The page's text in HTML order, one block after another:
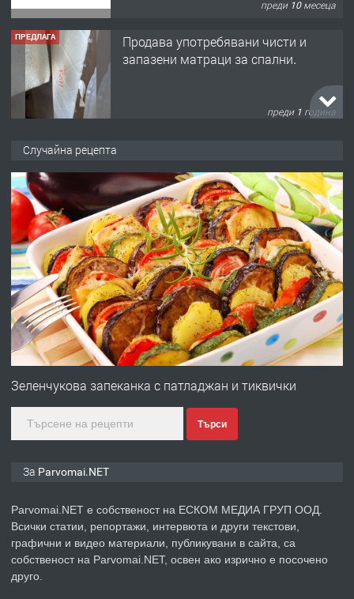
ПРЕДЛАГА
Продава употребявани чисти и
запазени матраци за спални.
преди 1 година
преди 1 година
ПРЕДЛАГА
Първи поход "По стъпките на Ангел
Войвода"
преди 1 година
ПРЕДЛАГА
Монтажник на малки детайли за
преди 1 година
ПРЕДЛАГА
Продавам апартамент - гр.
Случайна рецепта
Зеленчукова запеканка с патладжан и тиквички
Търси
За Parvomai.NET
Parvomai.NET е собственост на ЕСКОМ МЕДИА ГРУП ООД.
Всички статии, репортажи, интервюта и други текстови,
графични и видео материали, публикувани в сайта, са
собственост на Parvomai.NET, освен ако изрично е посочено
друго.